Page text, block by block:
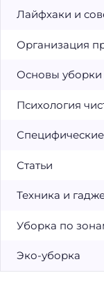
Лайфхаки и
Организация
Основы уборки
Психология
Статьи
Техника и
Уборка по
Эко-уборка